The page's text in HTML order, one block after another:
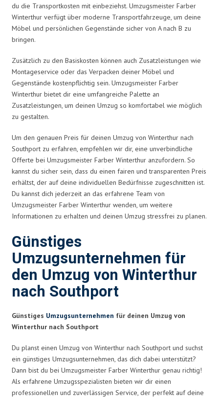
du die Transportkosten mit einbeziehst. Umzugsmeister Farber
Winterthur verfügt über moderne Transportfahrzeuge, um deine
Möbel und persönlichen Gegenstände sicher von A nach B zu
bringen.
Zusätzlich zu den Basiskosten können auch Zusatzleistungen wie
Montageservice oder das Verpacken deiner Möbel und
Gegenstände kostenpflichtig sein. Umzugsmeister Farber
Winterthur bietet dir eine umfangreiche Palette an
Zusatzleistungen, um deinen Umzug so komfortabel wie möglich
zu gestalten.
Um den genauen Preis für deinen Umzug von Winterthur nach
Southport zu erfahren, empfehlen wir dir, eine unverbindliche
Offerte bei Umzugsmeister Farber Winterthur anzufordern. So
kannst du sicher sein, dass du einen fairen und transparenten Preis
erhältst, der auf deine individuellen Bedürfnisse zugeschnitten ist.
Du kannst dich jederzeit an das erfahrene Team von
Umzugsmeister Farber Winterthur wenden, um weitere
Informationen zu erhalten und deinen Umzug stressfrei zu planen.
Günstiges
Umzugsunternehmen für
den Umzug von Winterthur
nach Southport
Günstiges Umzugsunternehmen für deinen Umzug von
Winterthur nach Southport
Du planst einen Umzug von Winterthur nach Southport und suchst
ein günstiges Umzugsunternehmen, das dich dabei unterstützt?
Dann bist du bei Umzugsmeister Farber Winterthur genau richtig!
Als erfahrene Umzugsspezialisten bieten wir dir einen
professionellen und zuverlässigen Service, der perfekt auf deine